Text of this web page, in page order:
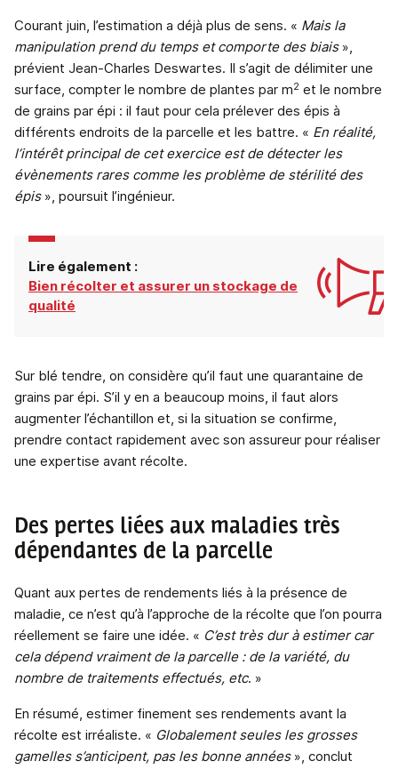
Courant juin, l’estimation a déjà plus de sens. « Mais la
manipulation prend du temps et comporte des biais»,
prévient Jean-Charles Deswartes. Il s’agit de délimiter une
surface, compter le nombre de plantes par m2 et le nombre
de grains par épi : il faut pour cela prélever des épis à
différents endroits de la parcelle et les battre. « En réalité,
l’intérêt principal de cet exercice est de détecter les
évènements rares comme les problème de stérilité des
épis», poursuit l’ingénieur.
Lire également :
Bien récolter et assurer un stockage de
qualité
Sur blé tendre, on considère qu’il faut une quarantaine de
grains par épi. S’il y en a beaucoup moins, il faut alors
augmenter l’échantillon et, si la situation se confirme,
prendre contact rapidement avec son assureur pour réaliser
une expertise avant récolte.
Des pertes liées aux maladies très
dépendantes de la parcelle
Quant aux pertes de rendements liés à la présence de
maladie, ce n’est qu’à l’approche de la récolte que l’on pourra
réellement se faire une idée. « C’est très dur à estimer car
cela dépend vraiment de la parcelle : de la variété, du
nombre de traitements effectués, etc. »
En résumé, estimer finement ses rendements avant la
récolte est irréaliste. « Globalement seules les grosses
gamelles s’anticipent, pas les bonne années», conclut